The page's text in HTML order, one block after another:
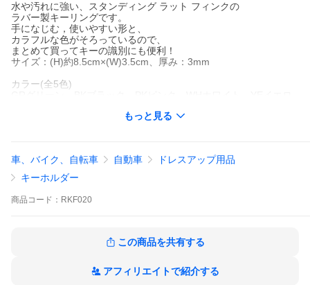
水や汚れに強い、スタンディング ラット フィンクの
ラバー製キーリングです。
手になじむ，使いやすい形と、
カラフルな色がそろっているので、
まとめて買ってキーの識別にも便利！
サイズ：(H)約8.5cm×(W)3.5cm、厚み：3mm
カラー(全5色)
もっと見る
車、バイク、自転車 自動車
ドレスアップ用品
キーホルダー
商品 コード： RKF020
この商品を共有する
アフィリエイトで紹介する